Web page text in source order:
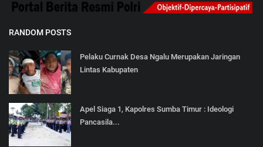
RANDOM POSTS
Pelaku Curnak Desa Ngalu Merupakan Jaringan
Lintas Kabupaten
Apel Siaga 1, Kapolres Sumba Timur : Ideologi
Pancasila...